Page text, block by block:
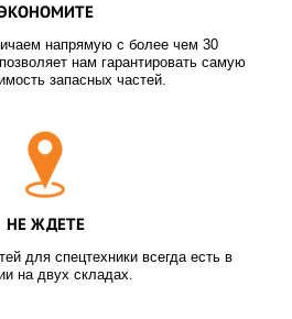
напрямую с более чем 30
нам гарантировать самую
запасных частей.
НЕ ЖДЕТЕ
для спецтехники всегда есть в
на двух складах.